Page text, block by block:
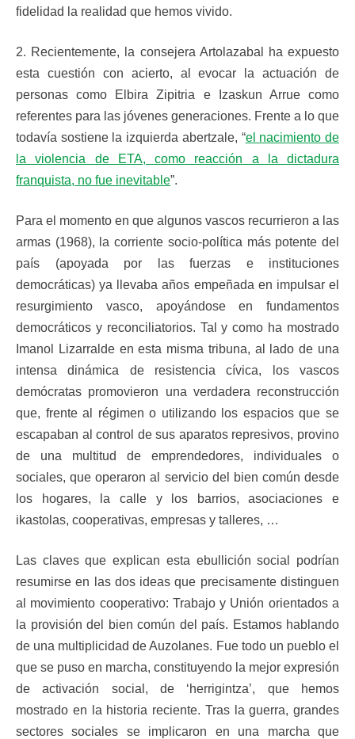
fidelidad la realidad que hemos vivido.
2. Recientemente, la consejera Artolazabal ha expuesto
esta cuestión con acierto, al evocar la actuación de
personas como Elbira Zipitria e Izaskun Arrue como
referentes para las jóvenes generaciones. Frente a lo que
todavía sostiene la izquierda abertzale, “el nacimiento de
la violencia de ETA, como reacción a la dictadura
franquista, no fue inevitable”.
Para el momento en que algunos vascos recurrieron a las
armas (1968), la corriente socio-política más potente del
país (apoyada por las fuerzas e instituciones
democráticas) ya llevaba años empeñada en impulsar el
resurgimiento vasco, apoyándose en fundamentos
democráticos y reconciliatorios. Tal y como ha mostrado
Imanol Lizarralde en esta misma tribuna, al lado de una
intensa dinámica de resistencia cívica, los vascos
demócratas promovieron una verdadera reconstrucción
que, frente al régimen o utilizando los espacios que se
escapaban al control de sus aparatos represivos, provino
de una multitud de emprendedores, individuales o
sociales, que operaron al servicio del bien común desde
los hogares, la calle y los barrios, asociaciones e
ikastolas, cooperativas, empresas y talleres, …
Las claves que explican esta ebullición social podrían
resumirse en las dos ideas que precisamente distinguen
al movimiento cooperativo: Trabajo y Unión orientados a
la provisión del bien común del país. Estamos hablando
de una multiplicidad de Auzolanes. Fue todo un pueblo el
que se puso en marcha, constituyendo la mejor expresión
de activación social, de ‘herrigintza’, que hemos
mostrado en la historia reciente. Tras la guerra, grandes
sectores sociales se implicaron en una marcha que